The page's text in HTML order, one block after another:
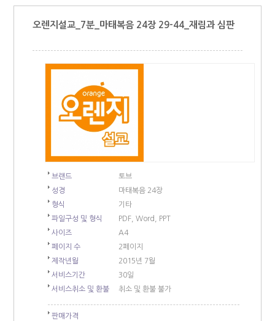
오렌지설교_7분_마태복음 24장 29-44_재림과 심판
브랜드
토브
성경
마태복음 24장
형식
기타
파일구성 및 형식
PDF, Word, PPT
사이즈
A4
페이지 수
2페이지
제작년월
2015년 7월
서비스기간
30일
서비스취소 및 환불
취소 및 환불 불가
판매가격